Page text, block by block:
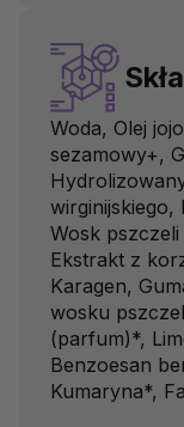
Woda, Olej
sezamowy+,
wirginijskiego,
Wosk
Ekstrakt z
Karagen,
wosku
(parfum)*,
Benzoesan
Kumaryna*,